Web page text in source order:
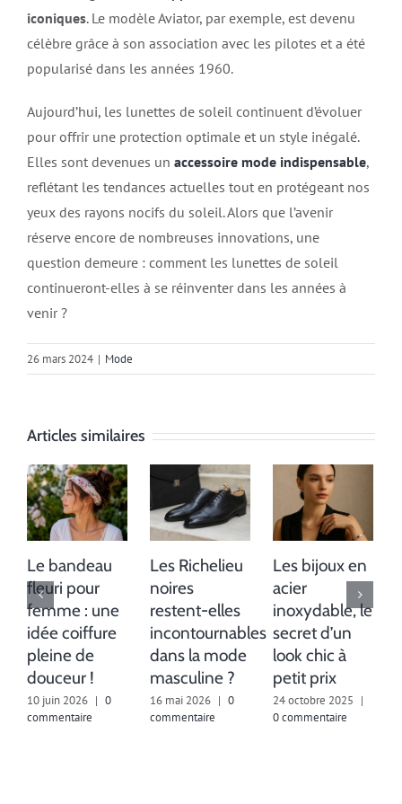
iconiques. Le modèle Aviator, par exemple, est devenu
célèbre grâce à son association avec les pilotes et a été
popularisé dans les années 1960​​.
Aujourd’hui, les lunettes de soleil continuent d’évoluer
pour offrir une protection optimale et un style inégalé.
Elles sont devenues un accessoire mode indispensable,
reflétant les tendances actuelles tout en protégeant nos
yeux des rayons nocifs du soleil. Alors que l’avenir
réserve encore de nombreuses innovations, une
question demeure : comment les lunettes de soleil
continueront-elles à se réinventer dans les années à
venir ?
26 mars 2024 | Mode
Articles similaires
Le bandeau
fleuri pour
femme : une
idée coiffure
pleine de
douceur !
10 juin 2026 | 0
commentaire
Les Richelieu
noires
restent-elles
incontournables
dans la mode
masculine ?
16 mai 2026 | 0
commentaire
Les bijoux en
acier
inoxydable, le
secret d’un
look chic à
petit prix
24 octobre 2025 |
0 commentaire